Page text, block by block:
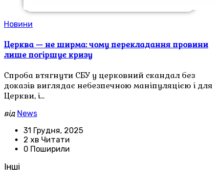
Новини
Церква — не ширма: чому перекладання провини
лише погіршує кризу
Спроба втягнути СБУ у церковний скандал без
доказів виглядає небезпечною маніпуляцією і для
Церкви, і…
від News
31 Грудня, 2025
2 хв Читати
0 Поширили
Інші